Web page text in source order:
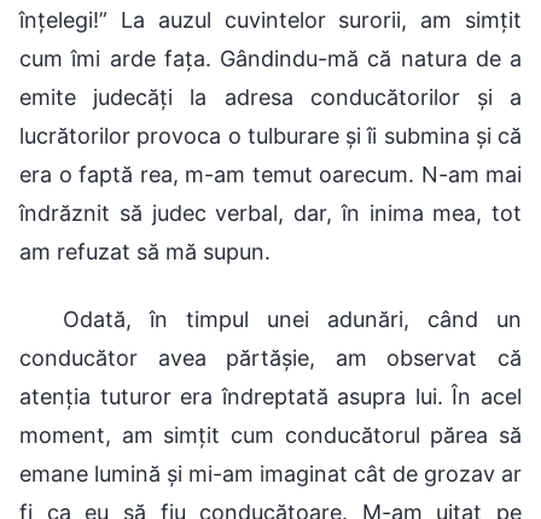
înțelegi!” La auzul cuvintelor surorii, am simțit
cum îmi arde fața. Gândindu-mă că natura de a
emite judecăți la adresa conducătorilor și a
lucrătorilor provoca o tulburare și îi submina și că
era o faptă rea, m-am temut oarecum. N-am mai
îndrăznit să judec verbal, dar, în inima mea, tot
am refuzat să mă supun.
Odată, în timpul unei adunări, când un
conducător avea părtășie, am observat că
atenția tuturor era îndreptată asupra lui. În acel
moment, am simțit cum conducătorul părea să
emane lumină și mi-am imaginat cât de grozav ar
fi ca eu să fiu conducătoare. M-am uitat pe